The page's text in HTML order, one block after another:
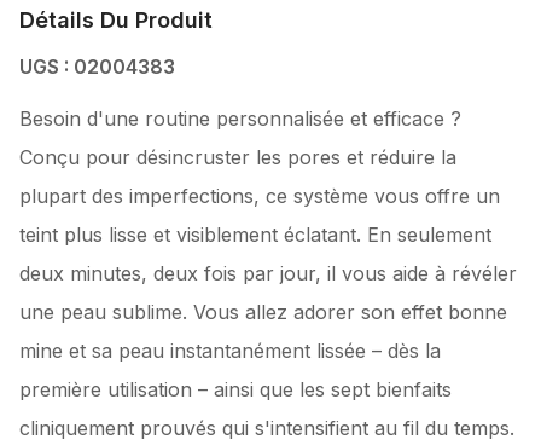
Détails Du Produit
UGS : 02004383
Besoin d'une routine personnalisée et efficace ?
Conçu pour désincruster les pores et réduire la
plupart des imperfections, ce système vous offre un
teint plus lisse et visiblement éclatant. En seulement
deux minutes, deux fois par jour, il vous aide à révéler
une peau sublime. Vous allez adorer son effet bonne
mine et sa peau instantanément lissée – dès la
première utilisation – ainsi que les sept bienfaits
cliniquement prouvés qui s'intensifient au fil du temps.